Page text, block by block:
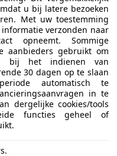
u bij latere bezoeken
Met uw toestemming
verzonden naar
opneemt. Sommige
aanbieders gebruikt om
bij het indienen van
30 dagen op te slaan
automatisch te
in te
dergelijke cookies/tools
functies geheel of